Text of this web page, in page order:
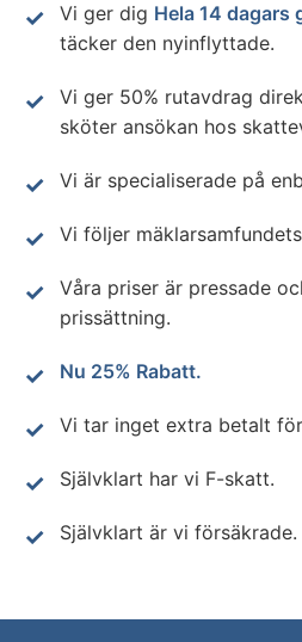
Vi ger dig Hela 14 dagars
täcker den nyinflyttade.
Vi ger 50% rutavdrag
sköter ansökan hos
Vi är specialiserade på
Vi följer
Våra priser är pressade
prissättning.
Nu 25% Rabatt.
Vi tar inget extra betalt
Självklart har vi F-skatt.
Självklart är vi försäkrade.